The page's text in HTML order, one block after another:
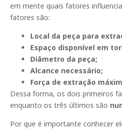
em mente quais fatores
fatores são:
Local da peça para
Espaço disponível em
Diâmetro da peça;
Alcance necessário;
Força de extração
Dessa forma, os dois primeiros
enquanto os três últimos são
Por que é importante conhecer